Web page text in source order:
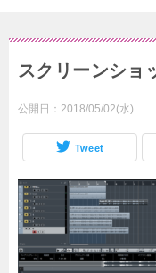
スクリーンショ
公開日： 2018/05/02(水)
Tweet